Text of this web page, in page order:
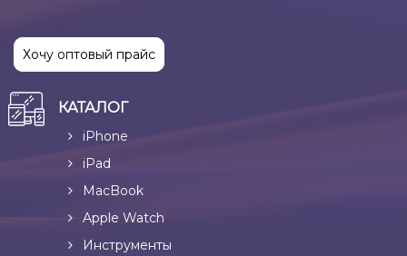
Хочу оптовый прайс
КАТАЛОГ
iPhone
iPad
MacBook
Apple Watch
Инструменты